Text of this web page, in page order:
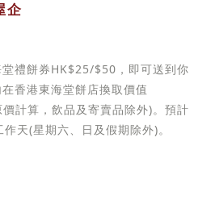
企
禮餅券HK$25/$50，即可送到你
香港東海堂餅店換取價值
計算，飲品及寄賣品除外)。預計
天(星期六、日及假期除外)。